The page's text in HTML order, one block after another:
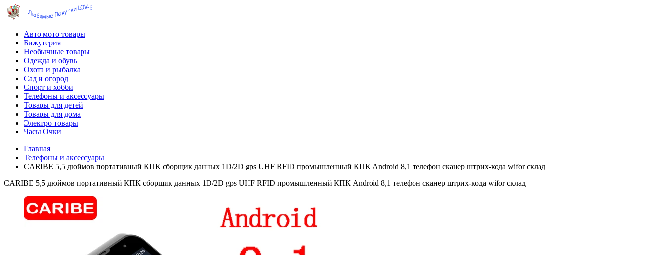
Авто мото товары
Бижутерия
Необычные товары
Одежда и обувь
Охота и рыбалка
Сад и огород
Спорт и хобби
Телефоны и аксессуары
Товары для детей
Товары для дома
Электро товары
Часы Очки
Главная
Телефоны и аксессуары
CARIBE 5,5 дюймов портативный КПК сборщик данных 1D/2D gps UHF RFID промышленный КПК Android 8,1 телефон сканер штрих-кода wifor склад
CARIBE 5,5 дюймов портативный КПК сборщик данных 1D/2D gps UHF RFID промышленный КПК Android 8,1 телефон сканер штрих-кода wifor склад